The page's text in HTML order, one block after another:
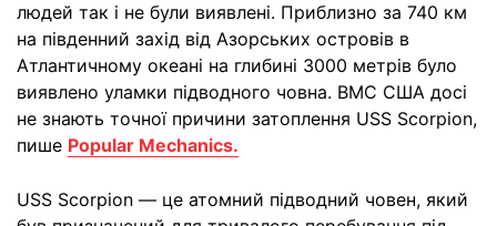
людей так і не були виявлені. Приблизно за 740 км
на південний захід від Азорських островів в
Атлантичному океані на глибині 3000 метрів було
виявлено уламки підводного човна. ВМС США досі
не знають точної причини затоплення USS Scorpion,
пише Popular Mechanics.
USS Scorpion — це атомний підводний човен, який